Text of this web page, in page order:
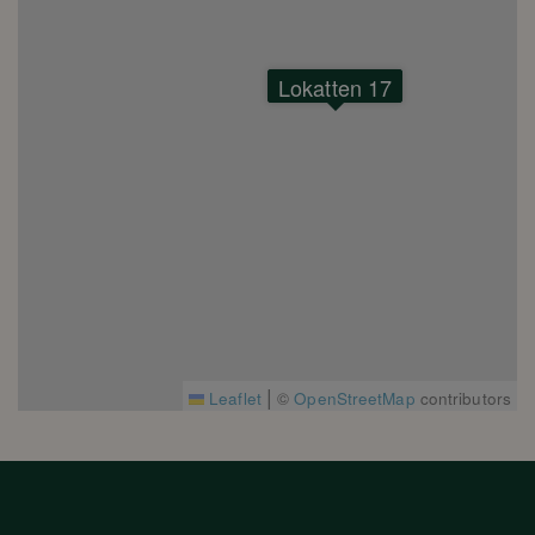
Lokatten 17
Leaflet | ©OpenStreetMap contributors